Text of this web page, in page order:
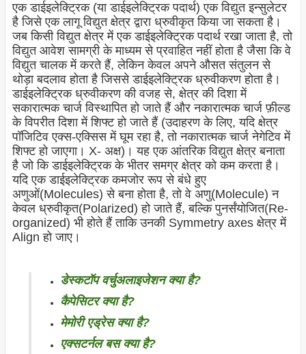
एक डाईइलेक्ट्रिक (या डाईइलेक्ट्रिक पदार्थ) एक विद्युत इन्सुलेटर
है जिसे एक लागू विद्युत क्षेत्र द्वारा ध्रुवीकृत किया जा सकता है।
जब किसी विद्युत क्षेत्र में एक डाईइलेक्ट्रिक पदार्थ रखा जाता है, तो
विद्युत आवेश सामग्री के माध्यम से प्रवाहित नहीं होता है जैसा कि वे
विद्युत चालक में करते हैं, लेकिन केवल अपने औसत संतुलन से
थोड़ा बदलाव होता है जिससे डाईइलेक्ट्रिक ध्रुवीकरण होता है।
डाईइलेक्ट्रिक ध्रुवीकरण की वजह से, क्षेत्र की दिशा में
सकारात्मक चार्ज विस्थापित हो जाते हैं और नकारात्मक चार्ज फ़ील्ड
के विपरीत दिशा में शिफ्ट हो जाते हैं (उदाहरण के लिए, यदि क्षेत्र
पॉजिटिव एक्स-एक्सिस में घूम रहा है, तो नकारात्मक चार्ज नेगेटिव में
शिफ्ट हो जाएगा। X- अक्ष)। यह एक आंतरिक विद्युत क्षेत्र बनाता
है जो कि डाईइलेक्ट्रिक के भीतर समग्र क्षेत्र को कम करता है।
यदि एक डाईइलेक्ट्रिक कमजोर रूप से बंधे हुए
अणुओं(Molecules) से बना होता है, तो वे अणु(Molecule) न
केवल ध्रुवीकृत(Polarized) हो जाते हैं, बल्कि पुनर्संयोजित(Re-
organized) भी होते हैं ताकि उनकी Symmetry axes क्षेत्र में
Align हो जाए।
डेस्कटॉप वर्चुअलाइजेशन क्या है?
कैपेसिटर क्या है?
मेमोरी एड्रेस क्या है?
एक्सटर्नल बस क्या है?